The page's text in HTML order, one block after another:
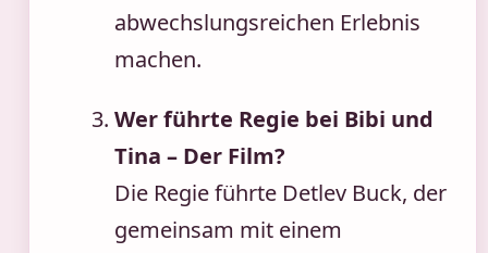
abwechslungsreichen Erlebnis
machen.
Wer führte Regie bei Bibi und
Tina – Der Film?
Die Regie führte Detlev Buck, der
gemeinsam mit einem